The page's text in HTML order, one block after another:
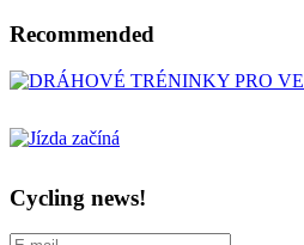
Recommended
Cycling news!